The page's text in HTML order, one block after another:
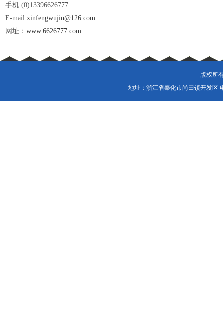
手机:(0)13396626777
E-mail:xinfengwujin@126.com
网址： www.6626777.com
版权所
地址：浙江省奉化市尚田镇开发区